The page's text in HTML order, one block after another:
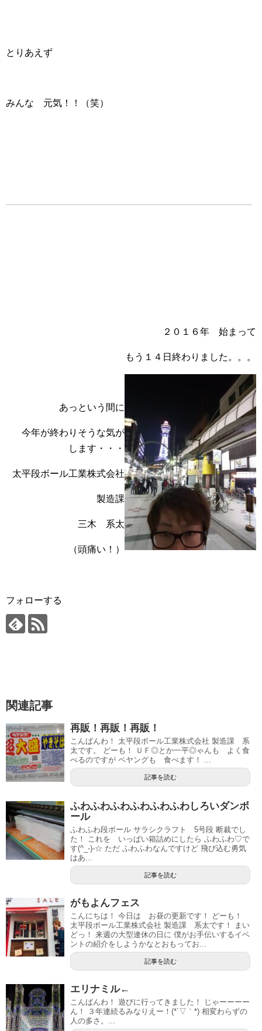
とりあえず
みんな 元気！！（笑）
２０１６年 始まって
もう１４日終わりました。。。
あっという間に
今年が終わりそうな気が
します・・・
太平段ボール工業株式会社
製造課
三木 系太
（頭痛い！）
フォローする
関連記事
再販！再販！再販！
こんばんわ！ 太平段ボール工業株式会社 製造課 系
太です。 どーも！ ＵＦ◎とか一平◎ゃんも よく食
べるのですが ペヤングも 食べます！ ...
記事を読む
ふわふわふわふわふわふわしろいダンボ
ール
ふわふわ段ボール サラシクラフト 5号段 断裁でし
た！ これを いっぱい箱詰めにしたら ふわふわ♡で
す(^_-)-☆ ただ ふわふわなんですけど 飛び込む勇気
はあ...
記事を読む
がもよんフェス
こんにちは！ 今日は お昼の更新です！ どーも！
太平段ボール工業株式会社 製造課 系太です！ まい
どっ！ 来週の大型連休の日に 僕がお手伝いするイベ
ントの紹介をしようかなとおもってお...
記事を読む
エリナミル←
こんばんわ！ 遊びに行ってきました！ じゃーーーー
ん！ ３年連続るみなりえー！(*´▽｀*) 相変わらずの
人の多さ。...